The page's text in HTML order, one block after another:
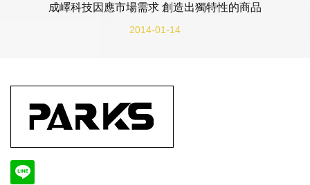
成嶧科技因應市場需求 創造出獨特性的商品
2014-01-14